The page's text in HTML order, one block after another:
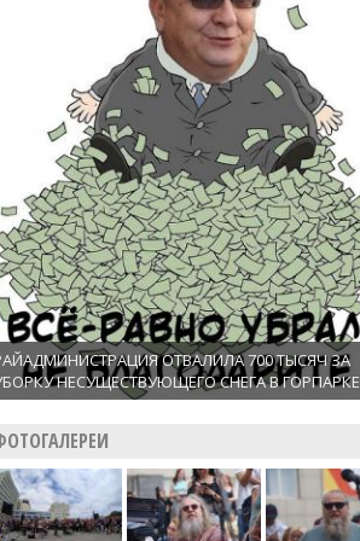
ОТВАЛИЛА 700 ТЫСЯЧ ЗА
НЕСУЩЕСТВУЮЩЕГО СНЕГА В ГОРПАРКЕ